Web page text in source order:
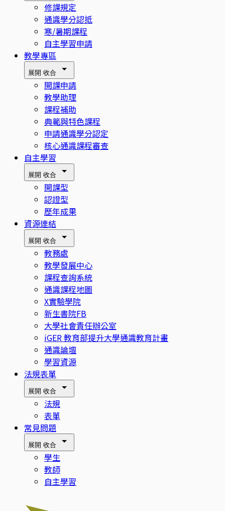
修課規定
通識學分認抵
寒/暑期課程
自主學習申請
教學專區
展開 收合
開課申請
教學助理
課程補助
典範與特色課程
申請通識學分認定
核心通識課程審查
自主學習
展開 收合
開課型
認證型
歷年成果
資源連結
展開 收合
教務處
教學發展中心
課程查詢系統
通識課程地圖
X實驗學院
新生書院FB
大學社會責任辦公室
iGER 教育部提升大學通識教育計畫
通識論壇
學習資源
法規表單
展開 收合
法規
表單
常見問題
展開 收合
學生
教師
自主學習